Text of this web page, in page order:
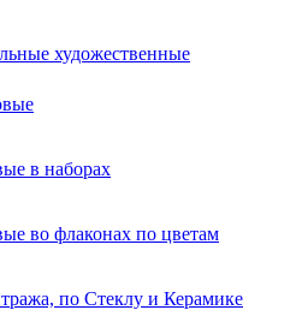
художественные
в наборах
во флаконах по цветам
по Стеклу и Керамике